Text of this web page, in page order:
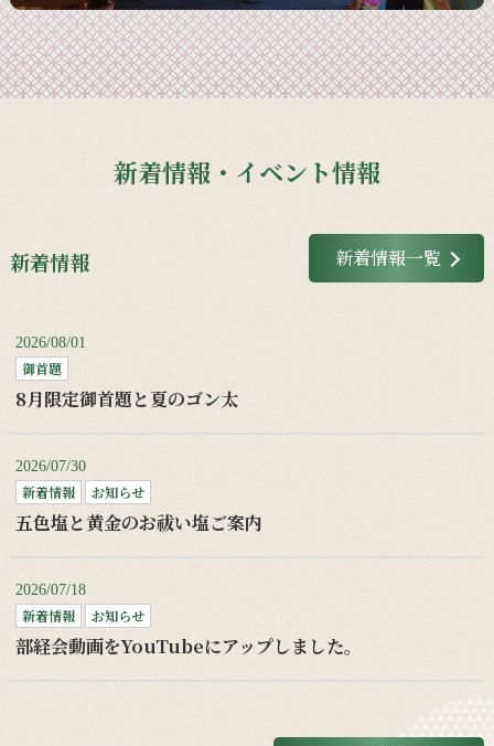
新着情報・イベント情報
新着情報 新着情報一覧
2026/08/01
御首題
8月限定御首題と夏のゴン太
2026/07/30
新着情報 お知らせ
五色塩と黄金のお祓い塩ご案内
2026/07/18
新着情報 お知らせ
部経会動画をYouTubeにアップしました。